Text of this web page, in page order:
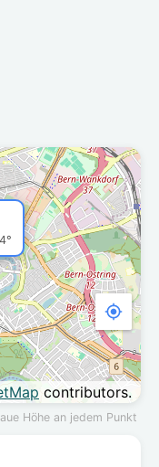
contributors.
Höhe an jedem Punkt